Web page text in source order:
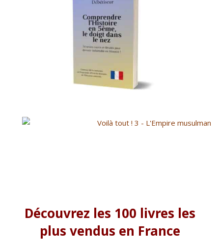
Découvrez les 100 livres les
plus vendus en France